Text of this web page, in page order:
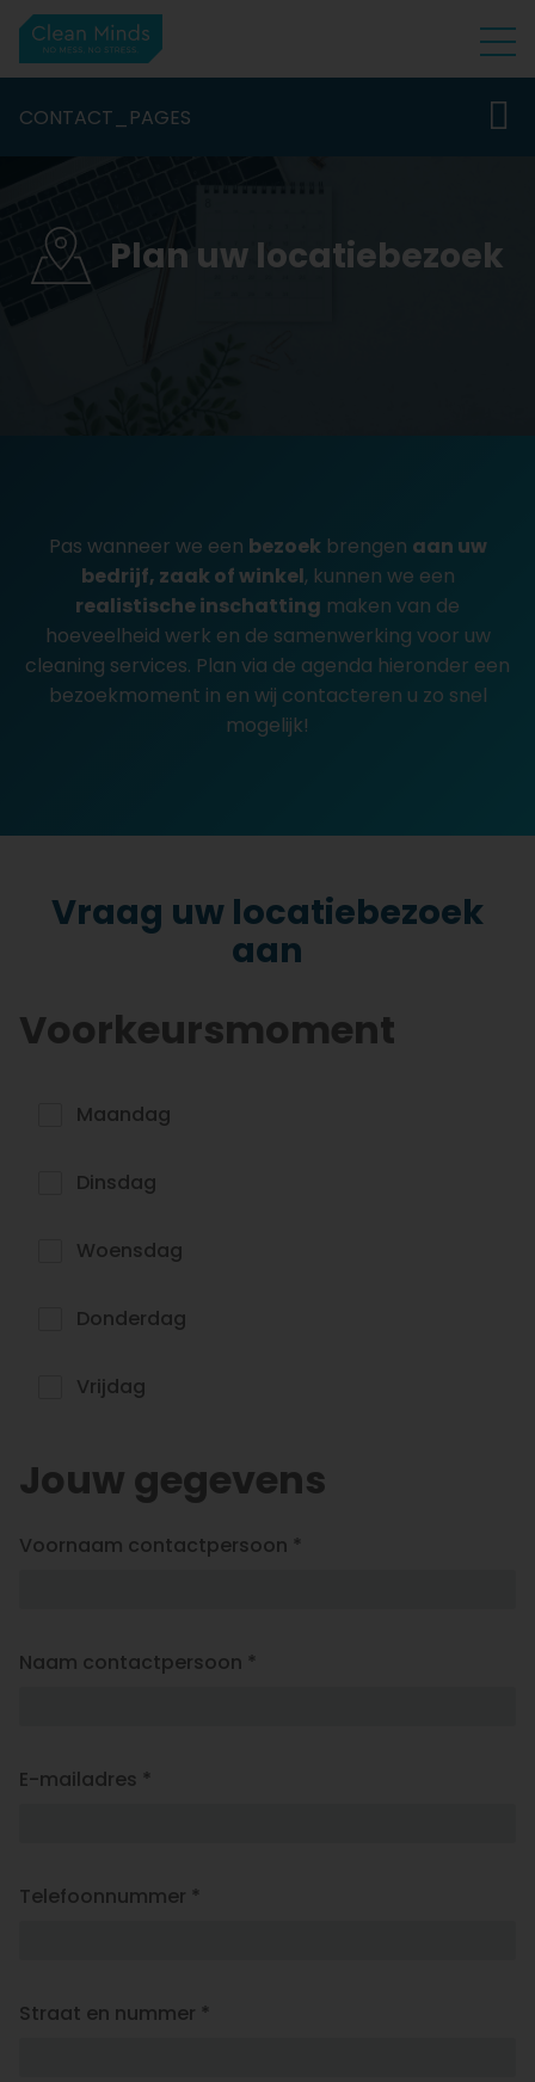
CONTACT_PAGES
Plan uw locatiebezoek
Pas wanneer we een bezoek brengen aan uw
bedrijf, zaak of winkel, kunnen we een
realistische inschatting maken van de
hoeveelheid werk en de samenwerking voor uw
cleaning services. Plan via de agenda hieronder een
bezoekmoment in en wij contacteren u zo snel
mogelijk!
Vraag uw locatiebezoek
aan
Voorkeursmoment
Maandag
Dinsdag
Woensdag
Donderdag
Vrijdag
Jouw gegevens
Voornaam contactpersoon *
Naam contactpersoon *
E-mailadres *
Telefoonnummer *
Straat en nummer *